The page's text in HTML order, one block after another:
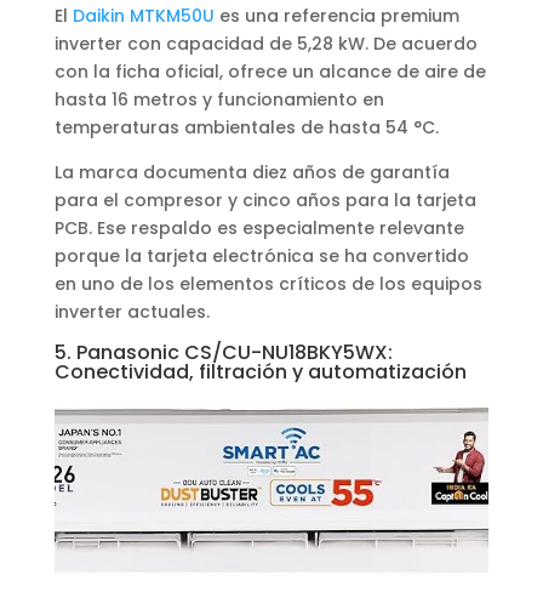
El Daikin MTKM50U es una referencia premium
inverter con capacidad de 5,28 kW. De acuerdo
con la ficha oficial, ofrece un alcance de aire de
hasta 16 metros y funcionamiento en
temperaturas ambientales de hasta 54 °C.
La marca documenta diez años de garantía
para el compresor y cinco años para la tarjeta
PCB. Ese respaldo es especialmente relevante
porque la tarjeta electrónica se ha convertido
en uno de los elementos críticos de los equipos
inverter actuales.
5. Panasonic CS/CU-NU18BKY5WX:
Conectividad, filtración y automatización